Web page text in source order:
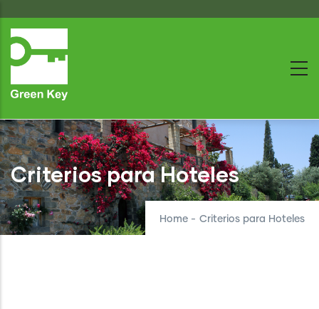
to
main
Criterios para Hoteles
Home - Criterios para Hoteles